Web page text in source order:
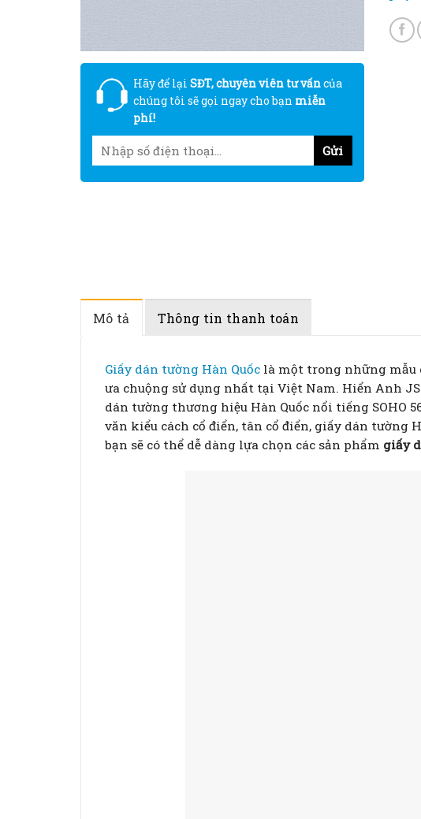
Hãy để lại SĐT, chuyên viên tư vấncủa
chúng tôi sẽ gọi ngay cho bạn miễn
phí!
Mô tả Thông tin thanh toán
Giấy dán tường Hàn Quốc là một trong những mẫu
ưa chuộng sử dụng nhất tại Việt Nam. Hiển Anh
dán tường thương hiệu Hàn Quốc nổi tiếng SOHO
văn kiểu cách cổ điển, tân cổ điển, giấy dán tường
bạn sẽ có thể dễ dàng lựa chọn các sản phẩm giấy